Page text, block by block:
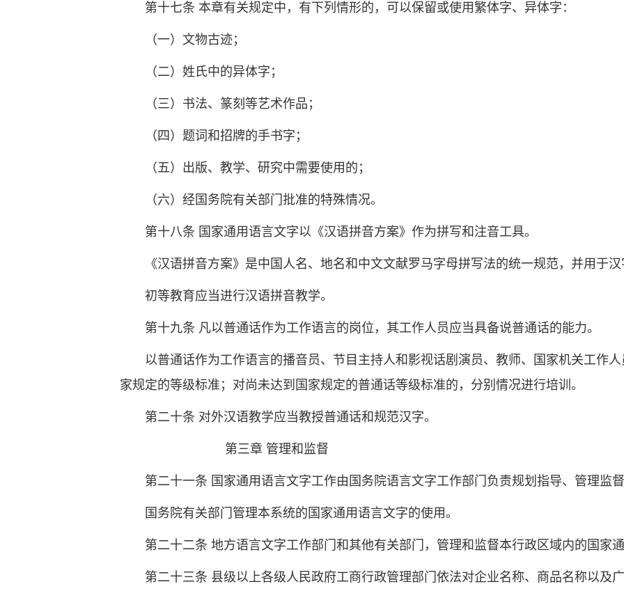
第十七条 本章有关规定中，有下列情形的，可以保留或使用繁体字、异体字：
（一）文物古迹；
（二）姓氏中的异体字；
（三）书法、篆刻等艺术作品；
（四）题词和招牌的手书字；
（五）出版、教学、研究中需要使用的；
（六）经国务院有关部门批准的特殊情况。
第十八条 国家通用语言文字以《汉语拼音方案》作为拼写和注音工具。
《汉语拼音方案》是中国人名、地名和中文文献罗马字母拼写法的统一规范，并用于
初等教育应当进行汉语拼音教学。
第十九条 凡以普通话作为工作语言的岗位，其工作人员应当具备说普通话的能力。
以普通话作为工作语言的播音员、节目主持人和影视话剧演员、教师、国家机关工作
家规定的等级标准；对尚未达到国家规定的普通话等级标准的，分别情况进行培训。
第二十条 对外汉语教学应当教授普通话和规范汉字。
第三章 管理和监督
第二十一条 国家通用语言文字工作由国务院语言文字工作部门负责规划指导、管理监
国务院有关部门管理本系统的国家通用语言文字的使用。
第二十二条 地方语言文字工作部门和其他有关部门，管理和监督本行政区域内的国家
第二十三条 县级以上各级人民政府工商行政管理部门依法对企业名称、商品名称以及